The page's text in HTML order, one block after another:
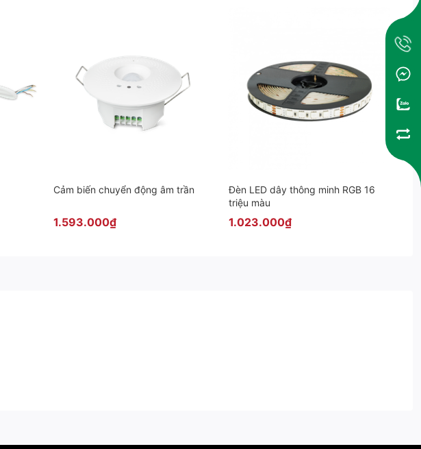
Cảm biến chuyển động âm trần
1.593.000₫
Đèn LED dây thông minh RGB 16
triệu màu
1.023.000₫